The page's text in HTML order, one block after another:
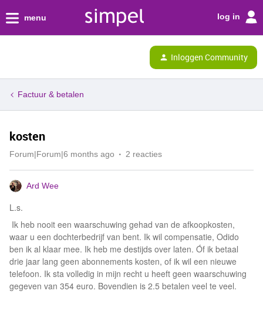
menu log in
Inloggen Community
Factuur & betalen
kosten
Forum|Forum|6 months ago 2 reacties
Ard Wee
L.s.
Ik heb nooit een waarschuwing gehad van de afkoopkosten,
waar u een dochterbedrijf van bent. Ik wil compensatie, Odido
ben ik al klaar mee. Ik heb me destijds over laten. Óf ik betaal
drie jaar lang geen abonnements kosten, of ik wil een nieuwe
telefoon. Ik sta volledig in mijn recht u heeft geen waarschuwing
gegeven van 354 euro. Bovendien is 2.5 betalen veel te veel.